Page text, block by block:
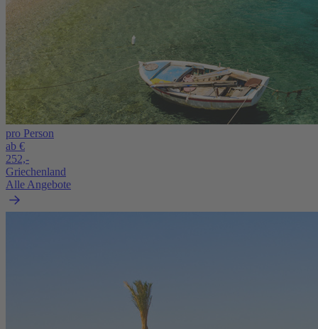
pro Person
ab €
252,-
Griechenland
Alle Angebote